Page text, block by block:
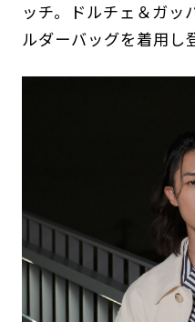
ッチ。ドルチェ＆ガッ
ルダーバッグを着用し